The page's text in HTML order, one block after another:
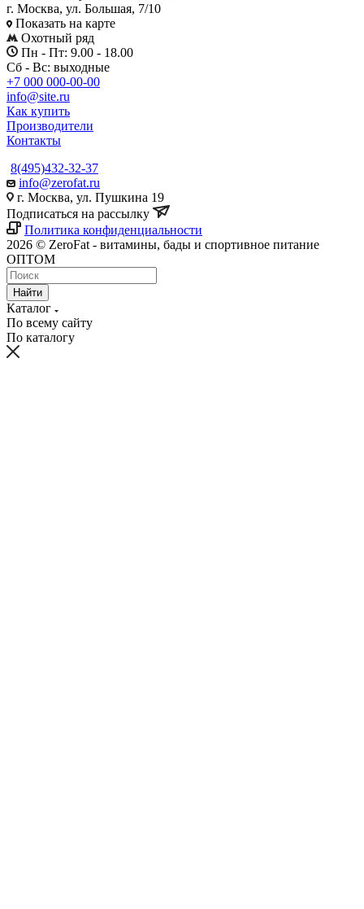
г. Москва, ул. Большая, 7/10
Показать на карте
Охотный ряд
Пн - Пт: 9.00 - 18.00
Сб - Вс: выходные
+7 000 000-00-00
info@site.ru
Как купить
Производители
Контакты
8(495)432-32-37
info@zerofat.ru
г. Москва, ул. Пушкина 19
Подписаться на рассылку
Политика конфиденциальности
2026 © ZeroFat - витамины, бады и спортивное питание
ОПТОМ
Найти
Каталог
По всему сайту
По каталогу